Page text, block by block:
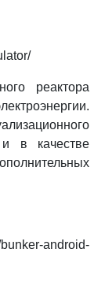
реактора
в качестве
android-